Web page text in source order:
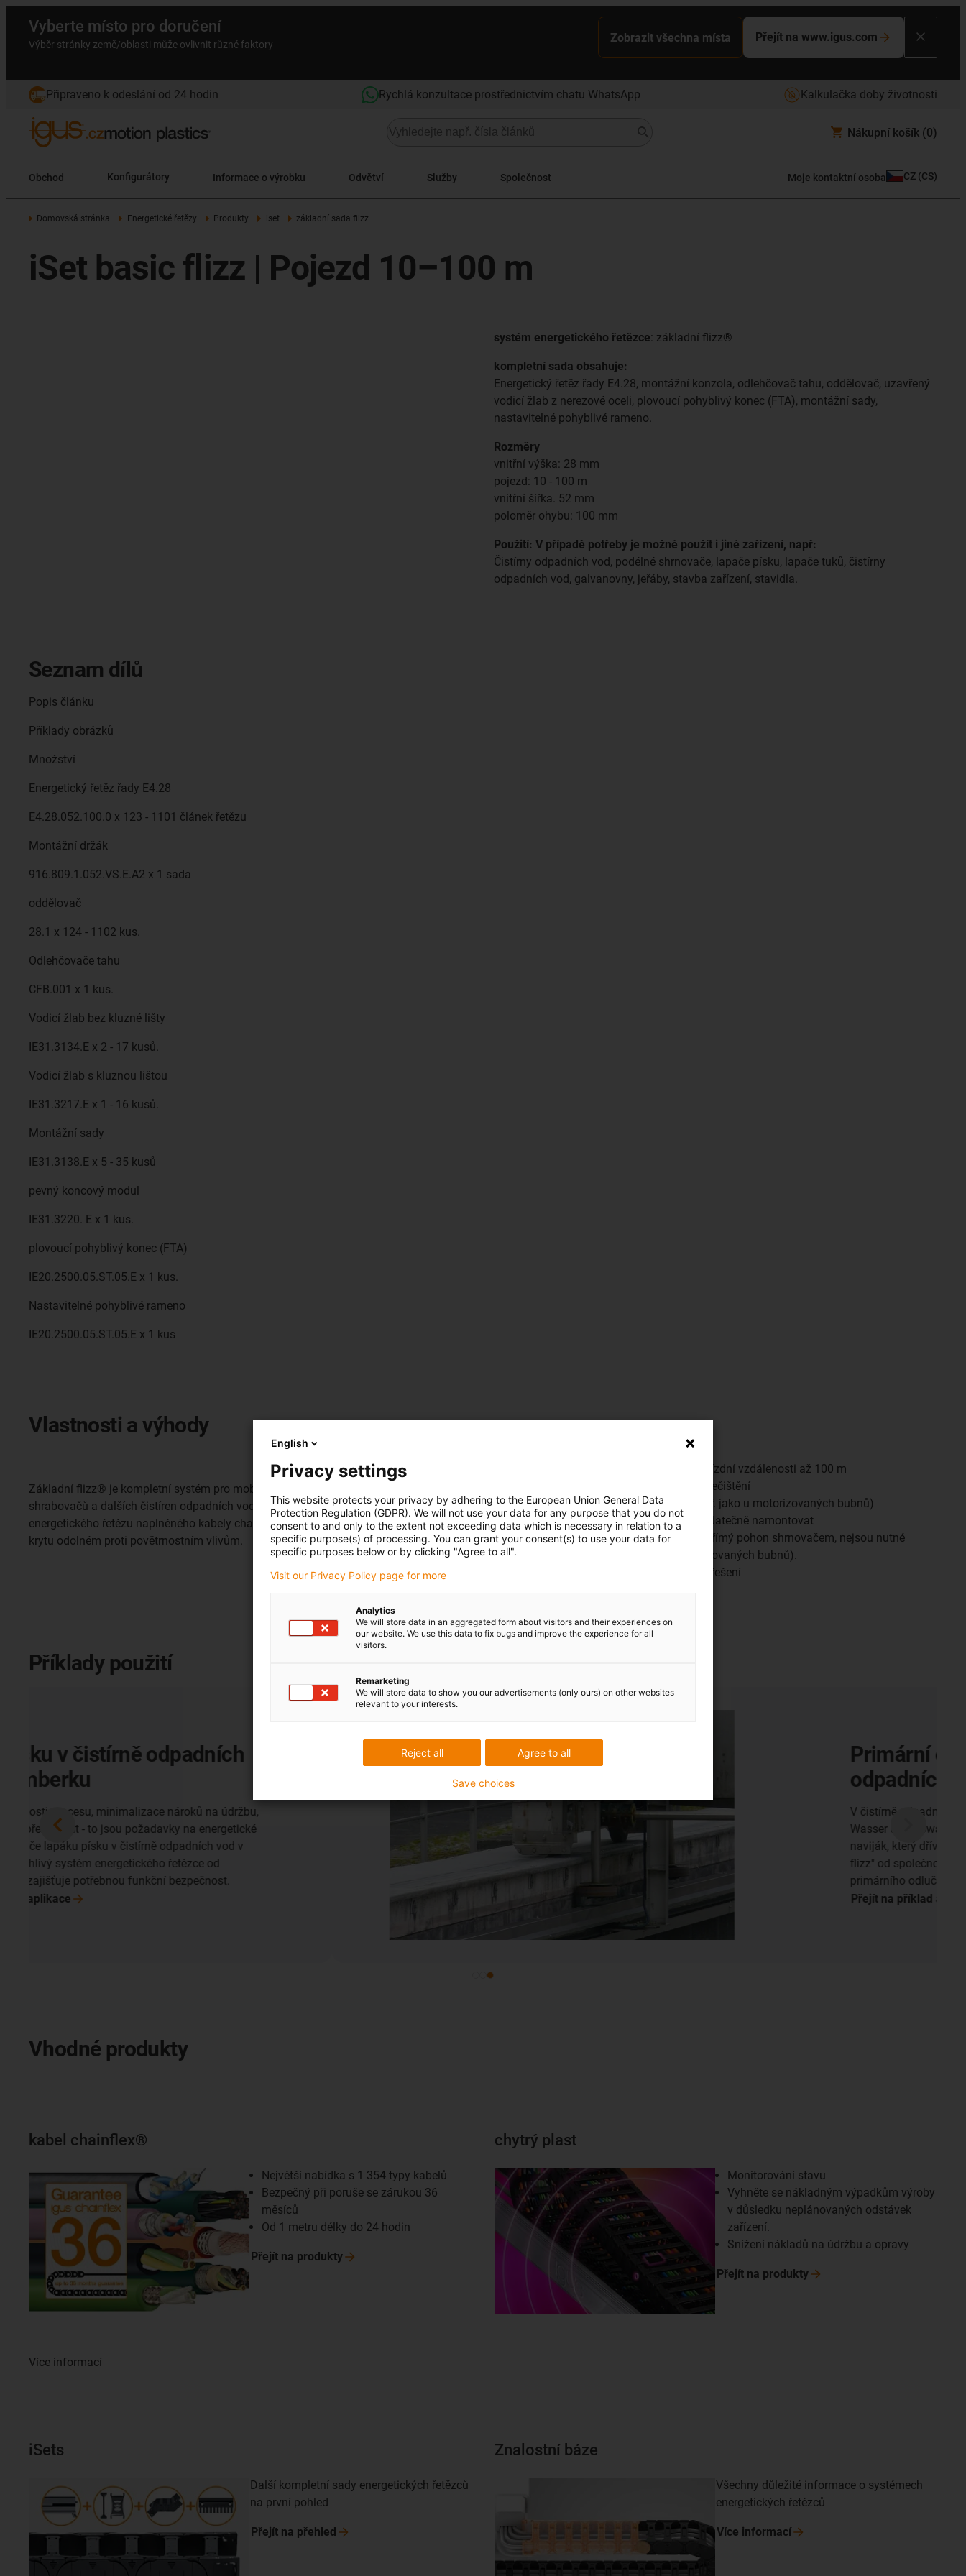
Vyberte místo pro doručení
Výběr stránky země/oblasti může ovlivnit různé faktory
Zobrazit všechna místa Přejít na www.igus.com
Připraveno k odeslání od 24 hodin Rychlá konzultace prostřednictvím chatu WhatsApp Kalkulačka doby životnosti
Nákupní košík (0)
Obchod Konfigurátory Informace o výrobku Odvětví Služby Společnost Moje kontaktní osoba CZ (CS)
Domovská stránka Energetické řetězy Produkty iset základní sada flizz
iSet basic flizz | Pojezd 10–100 m
systém energetického řetězce: základní flizz®
kompletní sada obsahuje:
Energetický řetěz řady E4.28, montážní konzola, odlehčovač tahu, oddělovač, uzavřený
vodicí žlab z nerezové oceli, plovoucí pohyblivý konec (FTA), montážní sady,
nastavitelné pohyblivé rameno.
Rozměry
vnitřní výška: 28 mm
pojezd: 10 - 100 m
vnitřní šířka. 52 mm
poloměr ohybu: 100 mm
Použití: V případě potřeby je možné použít i jiné zařízení, např:
Čistírny odpadních vod, podélné shrnovače, lapače písku, lapače tuků, čistírny
odpadních vod, galvanovny, jeřáby, stavba zařízení, stavidla.
Seznam dílů
Popis článku
Příklady obrázků
Množství
Energetický řetěz řady E4.28
E4.28.052.100.0 x 123 - 1101 článek řetězu
Montážní držák
916.809.1.052.VS.E.A2 x 1 sada
oddělovač
28.1 x 124 - 1102 kus.
Odlehčovače tahu
CFB.001 x 1 kus.
Vodicí žlab bez kluzné lišty
IE31.3134.E x 2 - 17 kusů.
Vodicí žlab s kluznou lištou
IE31.3217.E x 1 - 16 kusů.
Montážní sady
IE31.3138.E x 5 - 35 kusů
pevný koncový modul
IE31.3220. E x 1 kus.
plovoucí pohyblivý konec (FTA)
IE20.2500.05.ST.05.E x 1 kus.
Nastavitelné pohyblivé rameno
IE20.2500.05.ST.05.E x 1 kus
Vlastnosti a výhody
Základní flizz® je kompletní systém pro mobilní zásobování energií shrnovačů,
shrabovačů a dalších čistíren odpadních vod a vodních elektráren. Skládá se z
energetického řetězu naplněného kabely chainflex, bezpečně vedenými v nerezovém
krytu odolném proti povětrnostním vlivům.
Systém s nízkými nároky na údržbu pro jízdní vzdálenosti až 100 m
Ochrana proti povětrnostním vlivům a znečištění
Žádné kontakty s kluznými kroužky (např. jako u motorizovaných bubnů)
Kabel nebo hadici lze kdykoli snadno dodatečně namontovat
Snížení nákladů na elektrickou energii - přímý pohon shrnovačem, nejsou nutné
žádné další pohony (např. jako u motorizovaných bubnů).
nákladově efektivní, uzavřené kompletní řešení
Příklady použití
Primární odlučovač v čistírně
V čistírně odpadních vod v Plauen nahradil Zweckverband
Wasser und Abwasser Vogtland (ZWAV) motorový kabelový
naviják, který dříve zásoboval energií shrnovač, systémem "basic
flizz" od společnosti igus. Od té doby probíhá zásobování
Vhodné produkty
kabel chainflex®
Největší nabídka s 1 354 typy kabelů
Bezpečný při poruše se zárukou 36
měsíců
Od 1 metru délky do 24 hodin
Přejít na produkty
chytrý plast
Monitorování stavu
Vyhněte se nákladným výpadkům výroby
v důsledku neplánovaných odstávek
zařízení.
Snížení nákladů na údržbu a opravy
Přejít na produkty
Více informací
iSets
Další kompletní sady energetických řetězců
na první pohled
Přejít na přehled
Znalostní báze
Všechny důležité informace o systémech
energetických řetězců
Více informací
English
Privacy settings
This website protects your privacy by adhering to the European Union General Data
Protection Regulation (GDPR). We will not use your data for any purpose that you do not
consent to and only to the extent not exceeding data which is necessary in relation to a
specific purpose(s) of processing. You can grant your consent(s) to use your data for
specific purposes below or by clicking "Agree to all".
Visit our Privacy Policy page for more
Analytics
We will store data in an aggregated form about visitors and their experiences on
our website. We use this data to fix bugs and improve the experience for all
visitors.
Remarketing
We will store data to show you our advertisements (only ours) on other websites
relevant to your interests.
Agree to all
Reject all
Save choices